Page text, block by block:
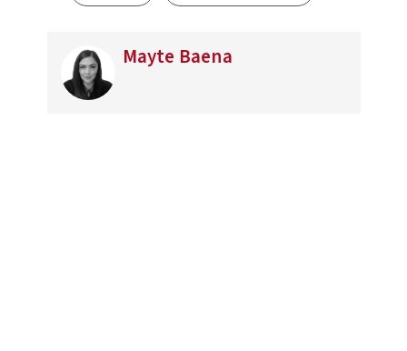
Mayte Baena